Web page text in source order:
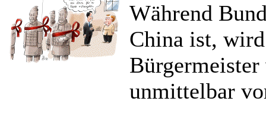
Während
China ist,
unmittelbar